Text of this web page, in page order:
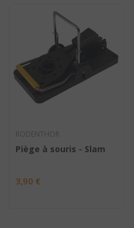
RODENTHOR
Piège à souris - Slam
3,90 €